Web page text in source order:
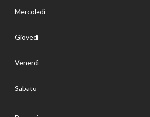
Mercoledì
Giovedì
Venerdì
Sabato